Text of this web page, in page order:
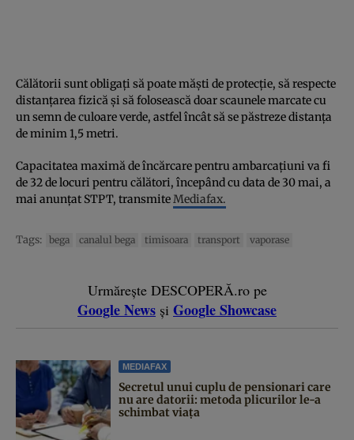
Călătorii sunt obligați să poate măști de protecție, să respecte
distanțarea fizică și să folosească doar scaunele marcate cu
un semn de culoare verde, astfel încât să se păstreze distanța
de minim 1,5 metri.
Capacitatea maximă de încărcare pentru ambarcaţiuni va fi
de 32 de locuri pentru călători, începând cu data de 30 mai, a
mai anunțat STPT, transmiteMediafax.
Tags: bega canalul bega timisoara transport vaporase
Urmărește DESCOPERĂ.ro pe
Google News și Google Showcase
MEDIAFAX
Secretul unui cuplu de pensionari care
nu are datorii: metoda plicurilor le-a
schimbat viața